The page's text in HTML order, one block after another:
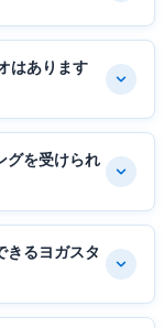
はあります
グを受けられ
きるヨガスタ